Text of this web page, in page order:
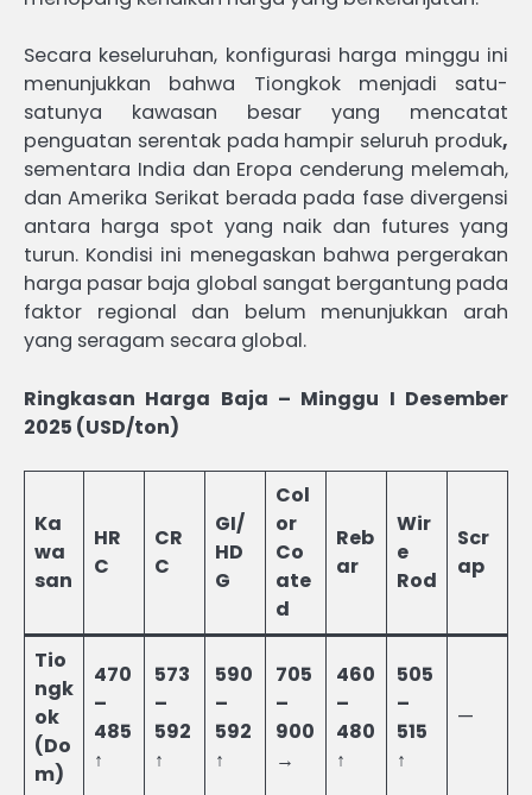
Secara keseluruhan, konfigurasi harga minggu ini
menunjukkan bahwa Tiongkok menjadi satu-
satunya kawasan besar yang mencatat
penguatan serentak pada hampir seluruh produk,
sementara India dan Eropa cenderung melemah,
dan Amerika Serikat berada pada fase divergensi
antara harga spot yang naik dan futures yang
turun. Kondisi ini menegaskan bahwa pergerakan
harga pasar baja global sangat bergantung pada
faktor regional dan belum menunjukkan arah
yang seragam secara global.
Ringkasan Harga Baja – Minggu I Desember
2025 (USD/ton)
Ka
wa
san
HR
C
CR
C
GI/
HD
G
Col
or
Co
ate
d
Reb
ar
Wir
e
Rod
Scr
ap
Tio
ngk
ok
(Do
m)
470
–
485
↑
573
–
592
↑
590
–
592
↑
705
–
900
→
460
–
480
↑
505
–
515
↑
—